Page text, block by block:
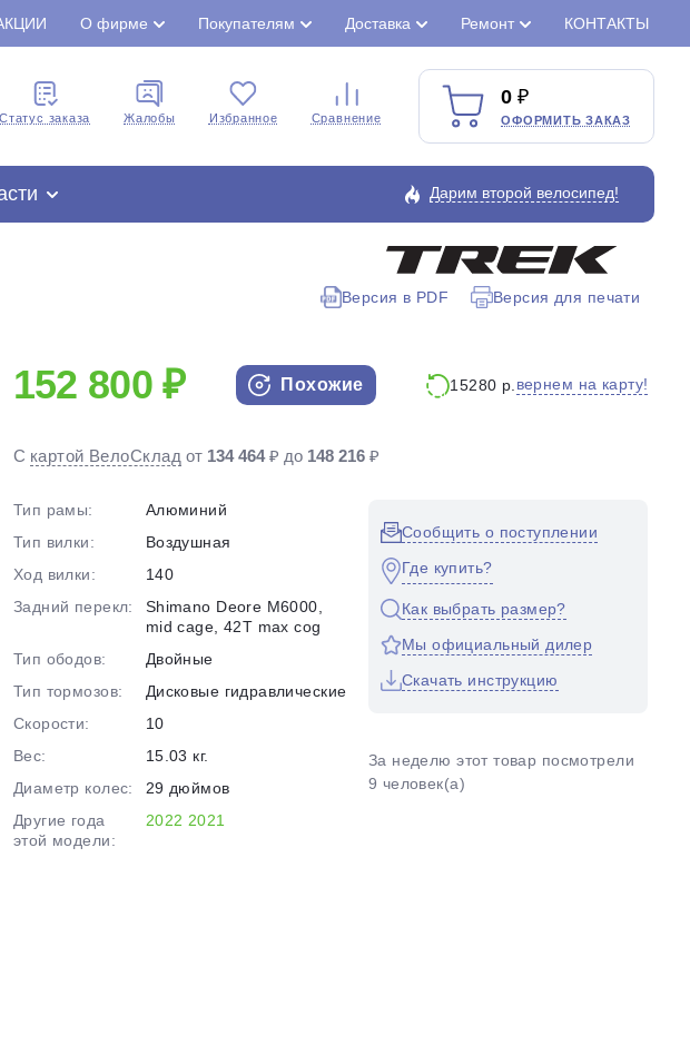
О фирме Покупателям Доставка Ремонт КОНТАКТЫ
Cтатус заказа Жалобы Избранное Сравнение
0
ОФОРМИТЬ ЗАКАЗ
Дарим второй велосипед!
Версия в PDF Версия для печати
152 800 ₽ Похожие 15280 р. вернем на карту!
С картой ВелоСклад от 134 464₽ до 148 216 ₽
Тип рамы:
Алюминий
Тип вилки:
Воздушная
Ход вилки:
140
Задний перекл:
Shimano Deore M6000,
mid cage, 42T max cog
Тип ободов:
Двойные
Тип тормозов:
Дисковые гидравлические
Скорости:
10
Вес:
15.03 кг.
Диаметр колес:
29 дюймов
Другие года
этой модели:
2022 2021
Сообщить о поступлении
Где купить?
Как выбрать размер?
Мы официальный дилер
Скачать инструкцию
За неделю этот товар посмотрели
9 человек(а)